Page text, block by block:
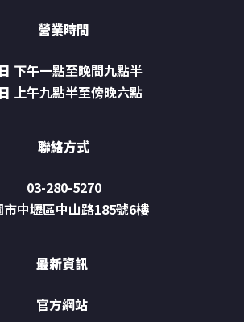
營業時間
下午一點至晚間九點半
上午九點半至傍晚六點
聯絡方式
03-280-5270
市中壢區中山路185號6樓
最新資訊
官方網站